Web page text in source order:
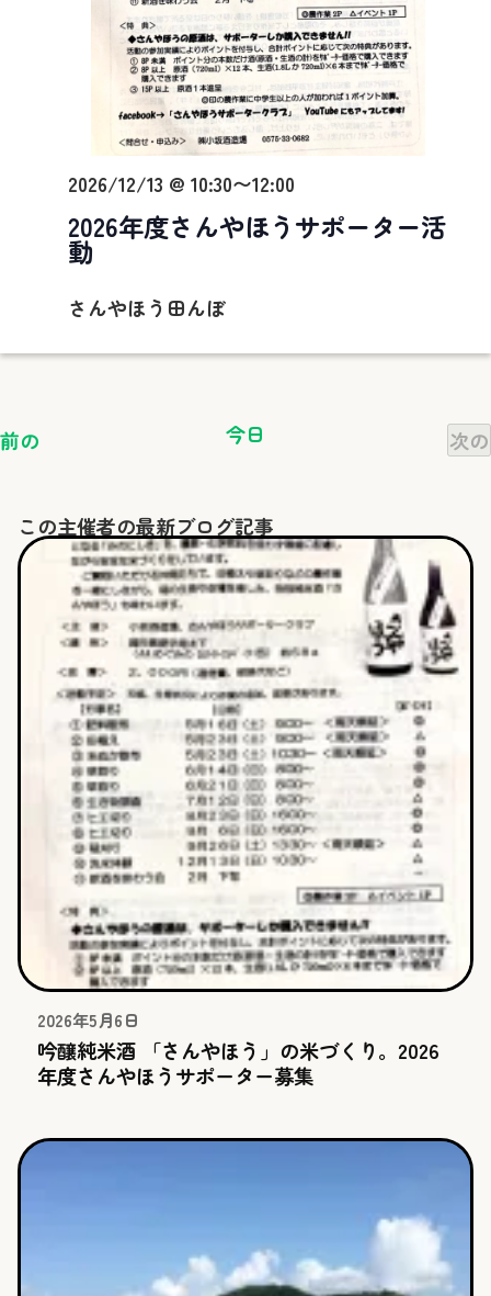
2026/12/13 @ 10:30〜12:00
2026年度さんやほうサポーター活
動
さんやほう田んぼ
前の 今日 次の
この主催者の最新ブログ記事
2026年5月6日
吟醸純米酒 「さんやほう」の米づくり。2026
年度さんやほうサポーター募集